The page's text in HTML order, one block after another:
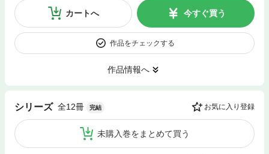
カートへ 今すぐ買う
作品をチェックする
作品情報へ
シリーズ 全12冊 完結 お気に入り登録
未購入巻をまとめて買う